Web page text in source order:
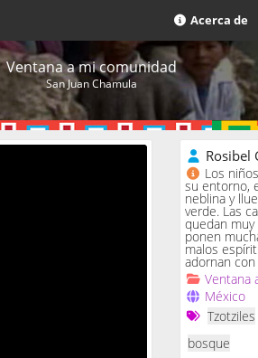
Acerca de
Ventana a mi comunidad
San Juan Chamula
Rosibel
Los
su entorno,
neblina y
verde. Las
quedan
ponen
malos
adornan
Ventana
México
Tzotziles
bosque